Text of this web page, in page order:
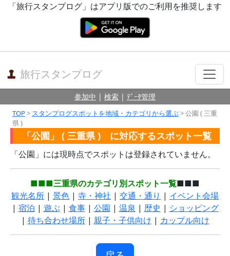
「旅行スタンプログ」はアプリ版でのご利用を推奨します
旅行スタンプログ
参加中 | 検索 | ﾃﾞｰﾀ管理
TOP> スタンプログスポットを地域・カテゴリから選ぶ> 公園 ( 三重
県 )
「公園」 ( 三重県 ) に対応するスポット一覧
「公園」には現時点でスポットは登録されていません。
■■■三重県のカテゴリ別スポット一覧■■■
観光名所 | 景色 | 寺・神社 | 交通・通り | イベント会場
| 宿泊 | 遊ぶ| 食事| 公園 | 温泉 | 歴史 | ショッピング
| 待ち合わせ場所| 親子・子供向け | カップル向け